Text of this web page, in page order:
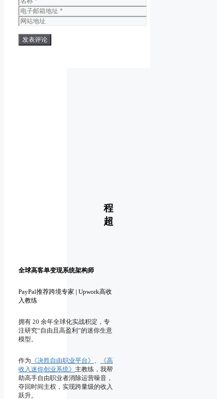
称
电
子
箱
网
地
程
超
全球高客单变现系统架构师
PayPal推荐跨境专家 | Upwork高收
入教练
拥有 20 余年全球化实战积淀，专
注研究“自由且高盈利”的迷你生意
模型。
作为 《决胜自由职业平台》 、
《高
收入迷你创业系统》 主教练，我帮
助高手自由职业者消除运营噪音，
夺回时间主权，实现跨量级的收入
跃升。